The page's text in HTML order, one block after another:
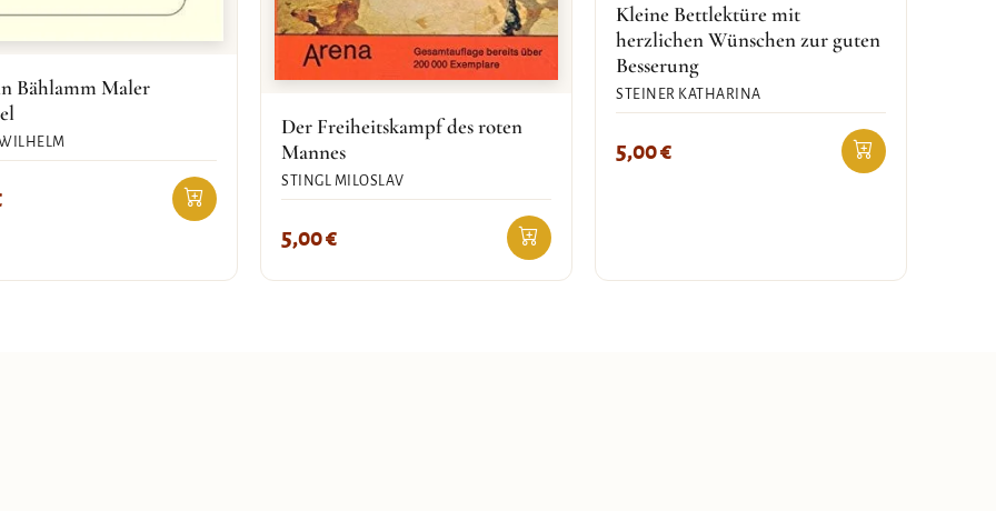
Bählamm Maler
Der Freiheitskampf des roten
Mannes
STINGL MILOSLAV
5,00€
Kleine Bettlektüre mit
herzlichen Wünschen zur guten
Besserung
STEINER KATHARINA
5,00€